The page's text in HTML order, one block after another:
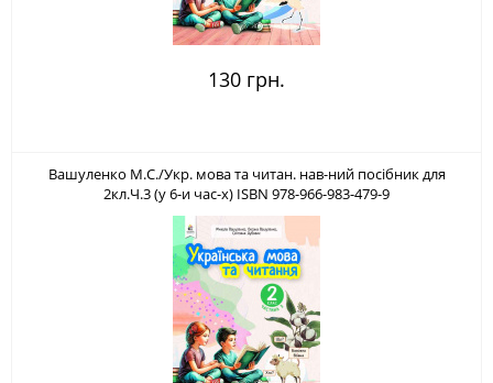
130 грн.
Вашуленко М.С./Укр. мова та читан. нав-ний посібник для
2кл.Ч.3 (у 6-и час-х) ISBN 978-966-983-479-9